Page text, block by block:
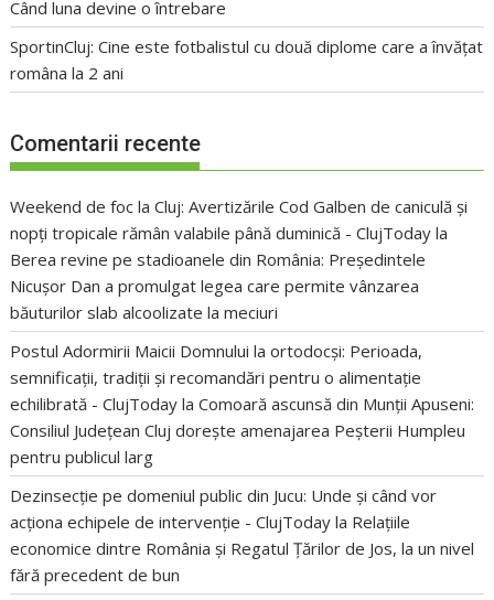
Când luna devine o întrebare
SportinCluj: Cine este fotbalistul cu două diplome care a învățat
româna la 2 ani
Comentarii recente
Weekend de foc la Cluj: Avertizările Cod Galben de caniculă și
nopți tropicale rămân valabile până duminică - ClujToday la
Berea revine pe stadioanele din România: Președintele
Nicușor Dan a promulgat legea care permite vânzarea
băuturilor slab alcoolizate la meciuri
Postul Adormirii Maicii Domnului la ortodocși: Perioada,
semnificații, tradiții și recomandări pentru o alimentație
echilibrată - ClujToday laComoară ascunsă din Munții Apuseni:
Consiliul Județean Cluj dorește amenajarea Peșterii Humpleu
pentru publicul larg
Dezinsecție pe domeniul public din Jucu: Unde și când vor
acționa echipele de intervenție - ClujToday la Relațiile
economice dintre România și Regatul Țărilor de Jos, la un nivel
fără precedent de bun